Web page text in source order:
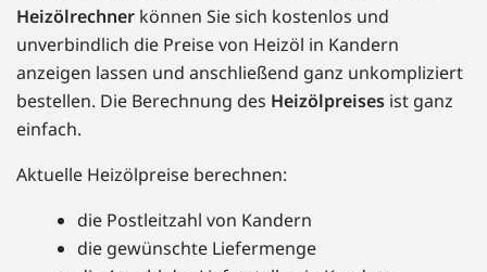
Heizölrechner können Sie sich kostenlos und
unverbindlich die Preise von Heizöl in Kandern
anzeigen lassen und anschließend ganz unkompliziert
bestellen. Die Berechnung des Heizölpreises ist ganz
einfach.
Aktuelle Heizölpreise berechnen:
die Postleitzahl von Kandern
die gewünschte Liefermenge